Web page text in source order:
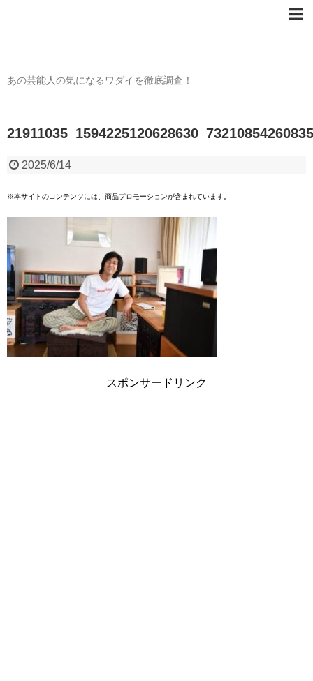
あの芸能人の気になるワダイを徹底調査！
2025/6/14
※本サイトのコンテンツには、商品プロモーションが含まれています。
スポンサードリンク